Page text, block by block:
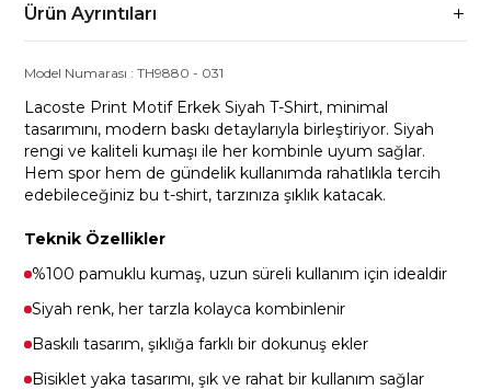
Ürün Ayrıntıları
Model Numarası :TH9880 - 031
Lacoste Print Motif Erkek Siyah T-Shirt, minimal
tasarımını, modern baskı detaylarıyla birleştiriyor. Siyah
rengi ve kaliteli kumaşı ile her kombinle uyum sağlar.
Hem spor hem de gündelik kullanımda rahatlıkla tercih
edebileceğiniz bu t-shirt, tarzınıza şıklık katacak.
Teknik Özellikler
%100 pamuklu kumaş, uzun süreli kullanım için idealdir
Siyah renk, her tarzla kolayca kombinlenir
Baskılı tasarım, şıklığa farklı bir dokunuş ekler
Bisiklet yaka tasarımı, şık ve rahat bir kullanım sağlar